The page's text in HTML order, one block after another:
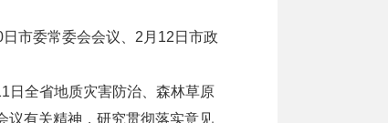
市委常委会会议、2月12日市政
日全省地质灾害防治、森林草原
议有关精神，研究贯彻落实意见